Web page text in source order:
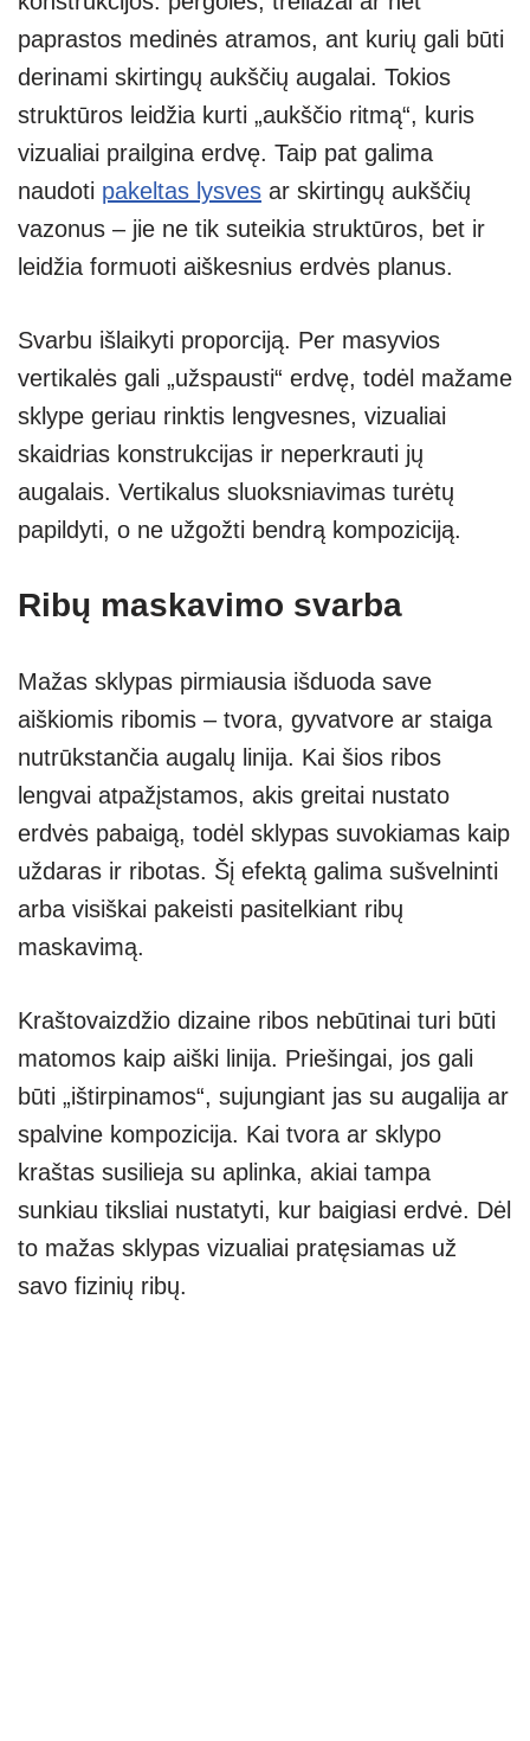
paprastos medinės atramos, ant kurių gali būti
derinami skirtingų aukščių augalai. Tokios
struktūros leidžia kurti „aukščio ritmą“, kuris
vizualiai prailgina erdvę. Taip pat galima
naudoti pakeltas lysves ar skirtingų aukščių
vazonus – jie ne tik suteikia struktūros, bet ir
leidžia formuoti aiškesnius erdvės planus.
Svarbu išlaikyti proporciją. Per masyvios
vertikalės gali „užspausti“ erdvę, todėl mažame
sklype geriau rinktis lengvesnes, vizualiai
skaidrias konstrukcijas ir neperkrauti jų
augalais. Vertikalus sluoksniavimas turėtų
papildyti, o ne užgožti bendrą kompoziciją.
Ribų maskavimo svarba
Mažas sklypas pirmiausia išduoda save
aiškiomis ribomis – tvora, gyvatvore ar staiga
nutrūkstančia augalų linija. Kai šios ribos
lengvai atpažįstamos, akis greitai nustato
erdvės pabaigą, todėl sklypas suvokiamas kaip
uždaras ir ribotas. Šį efektą galima sušvelninti
arba visiškai pakeisti pasitelkiant ribų
maskavimą.
Kraštovaizdžio dizaine ribos nebūtinai turi būti
matomos kaip aiški linija. Priešingai, jos gali
būti „ištirpinamos“, sujungiant jas su augalija ar
spalvine kompozicija. Kai tvora ar sklypo
kraštas susilieja su aplinka, akiai tampa
sunkiau tiksliai nustatyti, kur baigiasi erdvė. Dėl
to mažas sklypas vizualiai pratęsiamas už
savo fizinių ribų.